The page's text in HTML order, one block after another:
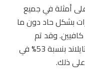
أمثلة في جميع
بشكل حاد دون ما
وقد تم
الاستشهاد بالزيادة الأخيرة التي حققتها تايلاند بنسبة 53% في
ذلك.